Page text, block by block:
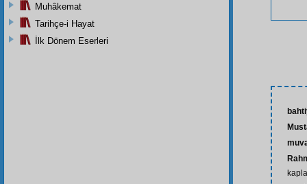
Muhâkemat
Tarihçe-i Hayat
İlk Dönem Eserleri